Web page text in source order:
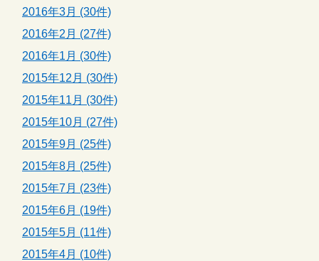
2016年3月 (30件)
2016年2月 (27件)
2016年1月 (30件)
2015年12月 (30件)
2015年11月 (30件)
2015年10月 (27件)
2015年9月 (25件)
2015年8月 (25件)
2015年7月 (23件)
2015年6月 (19件)
2015年5月 (11件)
2015年4月 (10件)